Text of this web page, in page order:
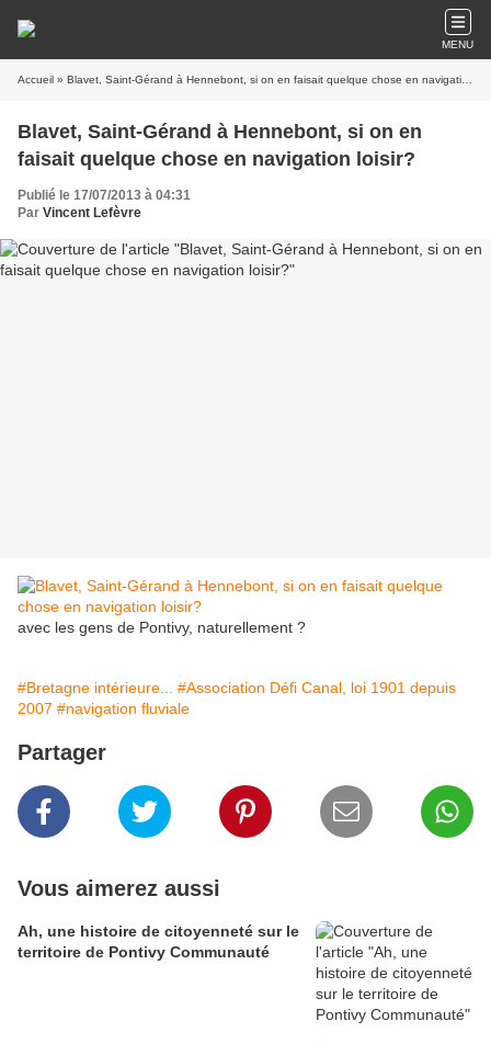
MENU
Accueil » Blavet, Saint-Gérand à Hennebont, si on en faisait quelque chose en navigation loisir?
Blavet, Saint-Gérand à Hennebont, si on en
faisait quelque chose en navigation loisir?
Publié le 17/07/2013 à 04:31
Par Vincent Lefèvre
avec les gens de Pontivy, naturellement ?
#Bretagne intérieure...
#Association Défi Canal, loi 1901 depuis
2007 #navigation fluviale
Partager
Vous aimerez aussi
Ah, une histoire de citoyenneté sur le
territoire de Pontivy Communauté